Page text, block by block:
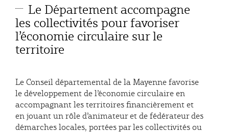
Le Département accompagne
les collectivités pour favoriser
l’économie circulaire sur le
territoire
Le Conseil départemental de la Mayenne favorise
le développement de l’économie circulaire en
accompagnant les territoires financièrement et
en jouant un rôle d’animateur et de fédérateur des
démarches locales, portées par les collectivités ou